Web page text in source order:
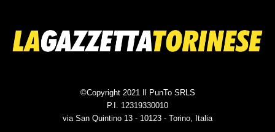
©Copyright 2021 Il PunTo SRLS
P.I. 12319330010
via San Quintino 13 - 10123 - Torino, Italia